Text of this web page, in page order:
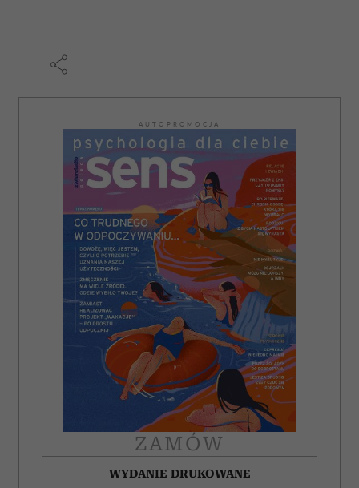
AUTOPROMOCJA
ZAMÓW
WYDANIE DRUKOWANE